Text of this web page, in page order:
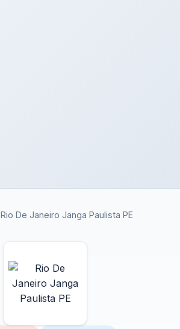
Rio De Janeiro Janga Paulista PE